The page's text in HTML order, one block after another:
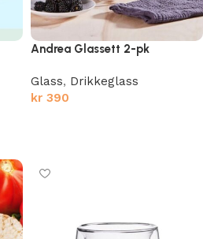
Andrea Glassett 2-pk
Glass, Drikkeglass
kr 390